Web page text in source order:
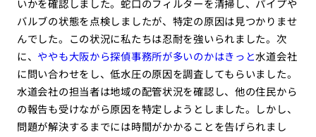
いかを確認しました。蛇口のフィルターを清掃し、パイプや
バルブの状態を点検しましたが、特定の原因は見つかりませ
んでした。この状況に私たちは忍耐を強いられました。次
に、 ややも大阪から探偵事務所が多いのかはきっと水道会社
に問い合わせをし、低水圧の原因を調査してもらいました。
水道会社の担当者は地域の配管状況を確認し、他の住民から
の報告も受けながら原因を特定しようとしました。しかし、
問題が解決するまでには時間がかかることを告げられまし